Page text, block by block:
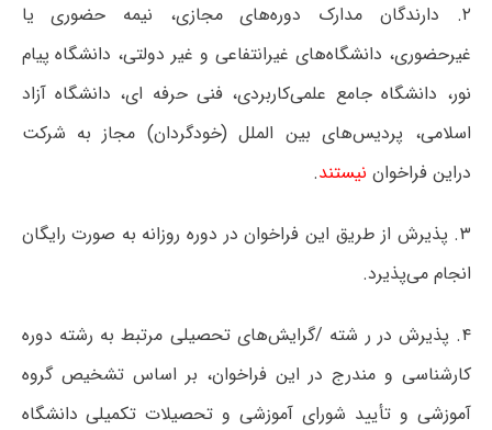
۲. دارندگان مدارک دوره‌های مجازی، نیمه حضوری یا
غیرحضوری، دانشگاه‌های غیرانتفاعی و غیر دولتی، دانشگاه پیام
نور، دانشگاه جامع علمی‌کاربردی، فنی حرفه ای، دانشگاه آزاد
اسلامی، پردیس‌های بین الملل (خودگردان) مجاز به شرکت
دراین فراخوان نیستند.
۳. پذیرش از طریق این فراخوان در دوره روزانه به صورت رایگان
انجام می‌پذیرد.
۴. پذیرش در ر شته /گرایش‌های تحصیلی مرتبط به رشته دوره
کارشناسی و مندرج در این فراخوان، بر اساس تشخیص گروه
آموزشی و تأیید شورای آموزشی و تحصیلات تکمیلی دانشگاه